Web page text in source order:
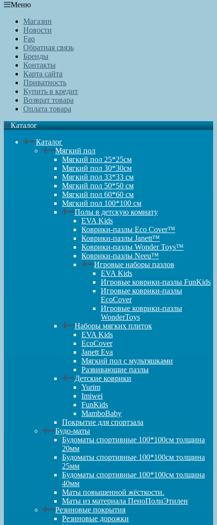
Меню
Магазин
Новости
Faq
Обратная связь
Бренды
Контакты
Карта сайта
Приватность
Купить в кредит
Возврат товара
Оплата товара
Каталог
Каталог
Мягкий пол
Мягкий пол 25*25см
Мягкий пол 30*30см
Мягкий пол 33*33 см
Мягкий пол 50*50 см
Мягкий пол 60*60 см
Мягкий пол 100*100 см
Полы в детскую комнату
EVA Kids
Коврики-пазлы Eco Cover™
Коврики-пазлы Janett™
Коврики-пазлы Wonder Toys™
Коврики-пазлы Neeu™
Игровые наборы пазлов
EVA Kids
Игровые коврики-пазлы FunKids
Игровые коврики-пазлы
EcoCover
Игровые коврики-пазлы
WonderToys
Наборы мягких плиток
EVA Kids
EcoCover
Janett Eva
Мягкий пол с мультяшками
Развивающие пазлы
Детские коврики
Yurim
Imiwei
FunKids
MamboBaby
Покрытие для спортзала
Будо-маты
Будоматы спортивные 100*100см толщина
20мм
Будоматы спортивные 100*100см толщина
25мм
Будоматы спортивные 100*100см толщина
40мм
Маты повышенной жёсткости.
Маты из материала ПеноПолиЭтилен
Резиновые покрытия
Резиновые дорожки